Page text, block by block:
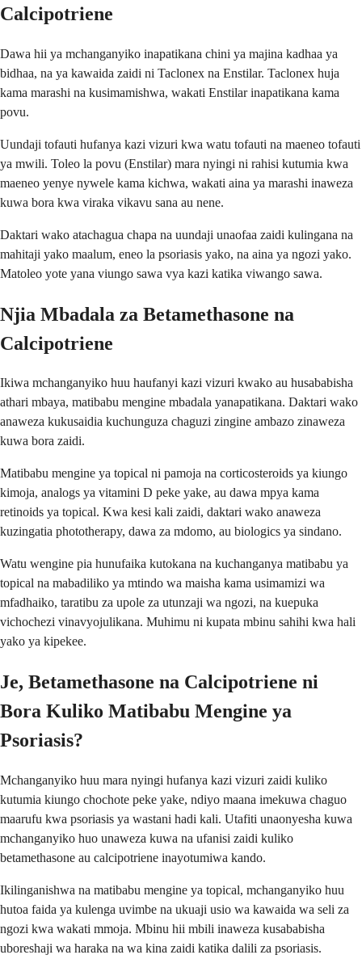
Calcipotriene
Dawa hii ya mchanganyiko inapatikana chini ya majina kadhaa ya
bidhaa, na ya kawaida zaidi ni Taclonex na Enstilar. Taclonex huja
kama marashi na kusimamishwa, wakati Enstilar inapatikana kama
povu.
Uundaji tofauti hufanya kazi vizuri kwa watu tofauti na maeneo tofauti
ya mwili. Toleo la povu (Enstilar) mara nyingi ni rahisi kutumia kwa
maeneo yenye nywele kama kichwa, wakati aina ya marashi inaweza
kuwa bora kwa viraka vikavu sana au nene.
Daktari wako atachagua chapa na uundaji unaofaa zaidi kulingana na
mahitaji yako maalum, eneo la psoriasis yako, na aina ya ngozi yako.
Matoleo yote yana viungo sawa vya kazi katika viwango sawa.
Njia Mbadala za Betamethasone na
Calcipotriene
Ikiwa mchanganyiko huu haufanyi kazi vizuri kwako au husababisha
athari mbaya, matibabu mengine mbadala yanapatikana. Daktari wako
anaweza kukusaidia kuchunguza chaguzi zingine ambazo zinaweza
kuwa bora zaidi.
Matibabu mengine ya topical ni pamoja na corticosteroids ya kiungo
kimoja, analogs ya vitamini D peke yake, au dawa mpya kama
retinoids ya topical. Kwa kesi kali zaidi, daktari wako anaweza
kuzingatia phototherapy, dawa za mdomo, au biologics ya sindano.
Watu wengine pia hunufaika kutokana na kuchanganya matibabu ya
topical na mabadiliko ya mtindo wa maisha kama usimamizi wa
mfadhaiko, taratibu za upole za utunzaji wa ngozi, na kuepuka
vichochezi vinavyojulikana. Muhimu ni kupata mbinu sahihi kwa hali
yako ya kipekee.
Je, Betamethasone na Calcipotriene ni
Bora Kuliko Matibabu Mengine ya
Psoriasis?
Mchanganyiko huu mara nyingi hufanya kazi vizuri zaidi kuliko
kutumia kiungo chochote peke yake, ndiyo maana imekuwa chaguo
maarufu kwa psoriasis ya wastani hadi kali. Utafiti unaonyesha kuwa
mchanganyiko huo unaweza kuwa na ufanisi zaidi kuliko
betamethasone au calcipotriene inayotumiwa kando.
Ikilinganishwa na matibabu mengine ya topical, mchanganyiko huu
hutoa faida ya kulenga uvimbe na ukuaji usio wa kawaida wa seli za
ngozi kwa wakati mmoja. Mbinu hii mbili inaweza kusababisha
uboreshaji wa haraka na wa kina zaidi katika dalili za psoriasis.